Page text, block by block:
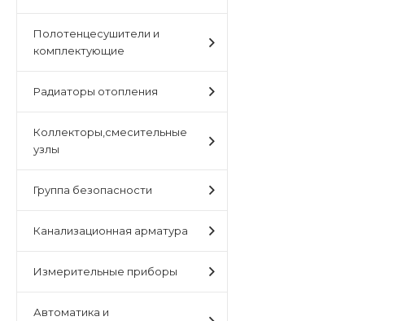
Полотенцесушители и
комплектующие
Радиаторы отопления
Коллекторы,смесительные
узлы
Группа безопасности
Канализационная арматура
Измерительные приборы
Автоматика и